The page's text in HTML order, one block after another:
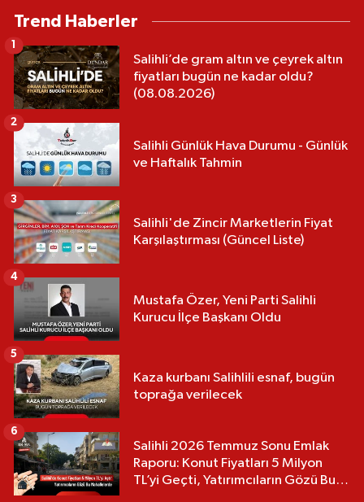
Trend Haberler
Salihli’de gram altın ve çeyrek altın
fiyatları bugün ne kadar oldu?
(08.08.2026)
1
Salihli Günlük Hava Durumu - Günlük
ve Haftalık Tahmin
2
Salihli'de Zincir Marketlerin Fiyat
Karşılaştırması (Güncel Liste)
3
Mustafa Özer, Yeni Parti Salihli
Kurucu İlçe Başkanı Oldu
4
Kaza kurbanı Salihlili esnaf, bugün
toprağa verilecek
5
Salihli 2026 Temmuz Sonu Emlak
Raporu: Konut Fiyatları 5 Milyon
TL’yi Geçti, Yatırımcıların Gözü Bu
6